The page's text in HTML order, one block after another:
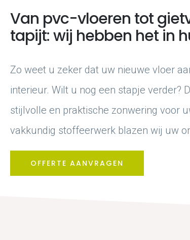
Van pvc-vloeren tot
tapijt: wij hebben het in
Zo weet u zeker dat uw nieuwe vloer
interieur. Wilt u nog een stapje verder?
stijlvolle en praktische zonwering voor
vakkundig stoffeerwerk blazen wij uw
OFFERTE AANVRAGEN